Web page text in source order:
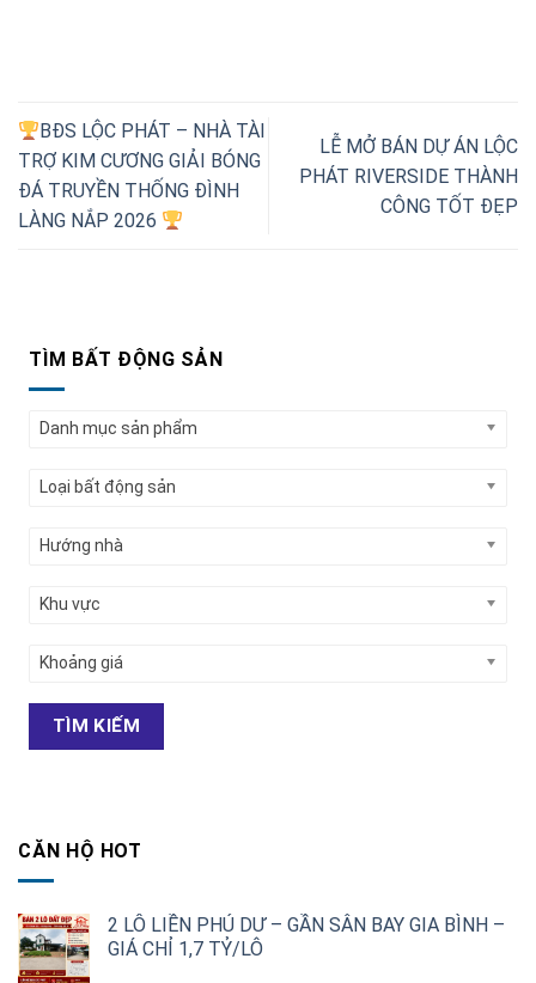
BĐS LỘC PHÁT – NHÀ TÀI
TRỢ KIM CƯƠNG GIẢI BÓNG
ĐÁ TRUYỀN THỐNG ĐÌNH
LÀNG NẮP 2026
LỄ MỞ BÁN DỰ ÁN LỘC
PHÁT RIVERSIDE THÀNH
CÔNG TỐT ĐẸP
TÌM BẤT ĐỘNG SẢN
Danh mục sản phẩm
Loại bất động sản
Hướng nhà
Khu vực
Khoảng giá
TÌM KIẾM
CĂN HỘ HOT
2 LÔ LIỀN PHÚ DƯ – GẦN SÂN BAY GIA BÌNH –
GIÁ CHỈ 1,7 TỶ/LÔ